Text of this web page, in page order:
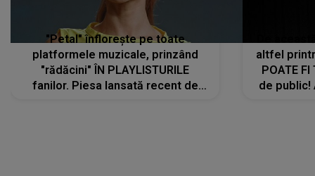
"Petal" înflorește pe toate
platformele muzicale, prinzând
"rădăcini" ÎN PLAYLISTURILE
fanilor. Piesa lansată recent de
altfel
POATE FI
de public!